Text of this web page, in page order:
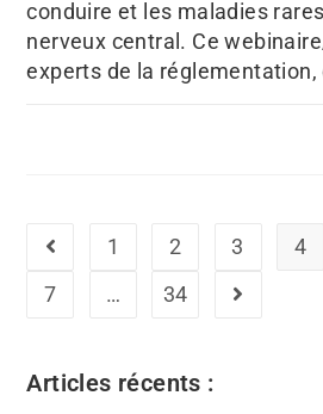
conduire et les maladies
nerveux central. Ce
experts de la réglementation,
1 2 3 4
7
… 34
Articles récents :